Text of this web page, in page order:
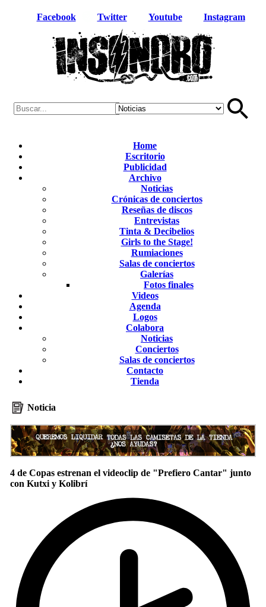
Facebook Twitter Youtube Instagram
Home
Escritorio
Publicidad
Archivo
Noticias
Crónicas de conciertos
Reseñas de discos
Entrevistas
Tinta & Decibelios
Girls to the Stage!
Rumiaciones
Salas de conciertos
Galerías
Fotos finales
Videos
Agenda
Logos
Colabora
Noticias
Conciertos
Salas de conciertos
Contacto
Tienda
Noticia
4 de Copas estrenan el videoclip de "Prefiero Cantar" junto
con Kutxi y Kolibrí